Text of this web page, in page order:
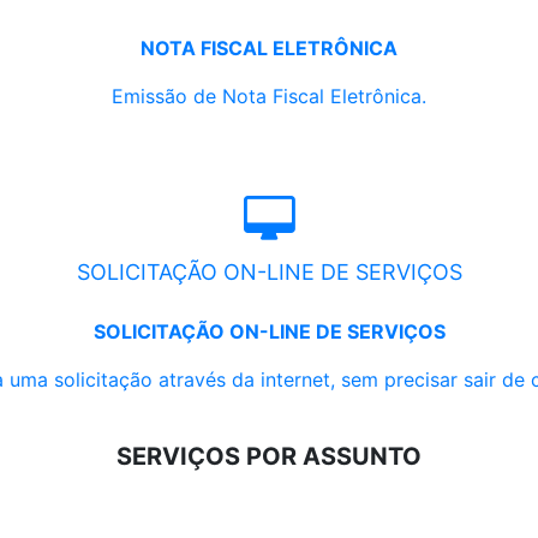
NOTA FISCAL ELETRÔNICA
Emissão de Nota Fiscal Eletrônica.
SOLICITAÇÃO ON-LINE DE SERVIÇOS
SOLICITAÇÃO ON-LINE DE SERVIÇOS
uma solicitação através da internet, sem precisar sair de
SERVIÇOS POR ASSUNTO